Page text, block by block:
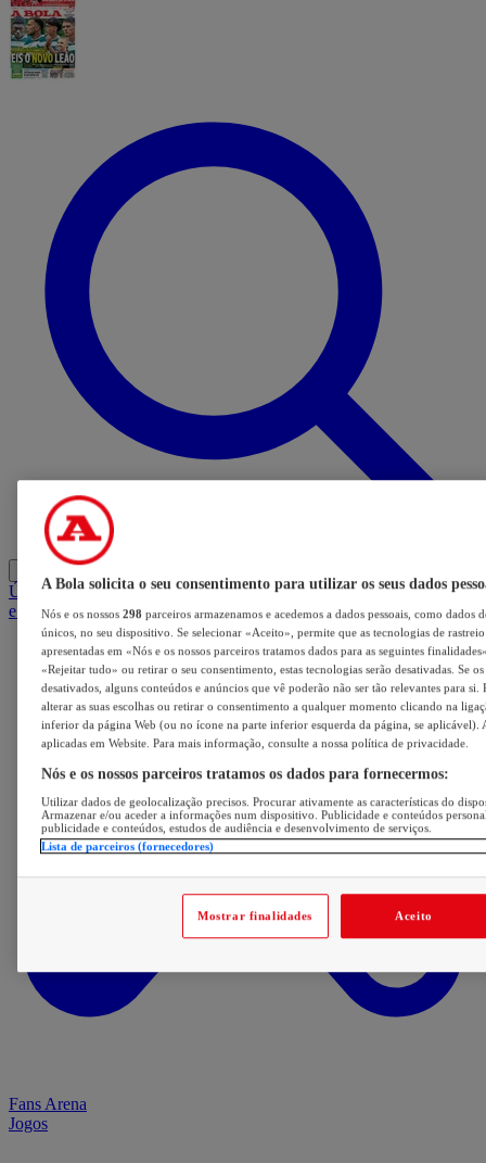
ÚltimasMercadoOpiniãoiGaming HubA BOLA SUGEREBarba
e Cabelo
Fans Arena
Jogos
A Bola solicita o seu consentimento para utilizar os seus dados
Nós e os nossos 298 parceiros armazenamos e acedemos a dados pessoais, como dados
únicos, no seu dispositivo. Se selecionar «Aceito», permite que as tecnologias de
apresentadas em «Nós e os nossos parceiros tratamos dados para as seguintes
«Rejeitar tudo» ou retirar o seu consentimento, estas tecnologias serão desativadas. Se
desativados, alguns conteúdos e anúncios que vê poderão não ser tão relevantes para si.
alterar as suas escolhas ou retirar o consentimento a qualquer momento clicando na
inferior da página Web (ou no ícone na parte inferior esquerda da página, se aplicável).
aplicadas em Website. Para mais informação, consulte a nossa política de privacidade.
Nós e os nossos parceiros tratamos os dados para fornecermos:
Utilizar dados de geolocalização precisos. Procurar ativamente as características do
Armazenar e/ou aceder a informações num dispositivo. Publicidade e conteúdos
publicidade e conteúdos, estudos de audiência e desenvolvimento de serviços.
Lista de parceiros (fornecedores)
Mostrar finalidades Aceito